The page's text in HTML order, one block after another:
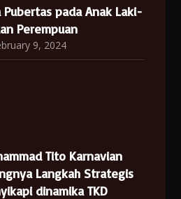
pada Anak Laki-
Perempuan
9, 2024
Tito Karnavian
Langkah Strategis
dinamika TKD